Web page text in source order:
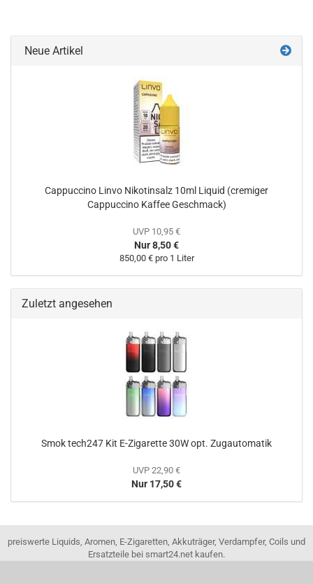
Neue Artikel
Cappuccino Linvo Nikotinsalz 10ml Liquid (cremiger
Cappuccino Kaffee Geschmack)
UVP 10,95 €
Nur 8,50 €
850,00 € pro 1 Liter
Zuletzt angesehen
Smok tech247 Kit E-Zigarette 30W opt. Zugautomatik
UVP 22,90 €
Nur 17,50 €
preiswerte Liquids, Aromen, E-Zigaretten, Akkuträger, Verdampfer, Coils und
Ersatzteile bei smart24.net kaufen.